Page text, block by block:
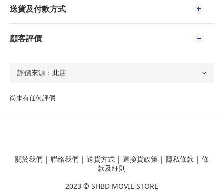
送貨及付款方式
顧客評價
尚未有任何評價
關於我們 | 聯絡我們 | 送貨方式 | 退換貨政策 | 隱私條款 | 條
款及細則
2023 © SHBD MOVIE STORE